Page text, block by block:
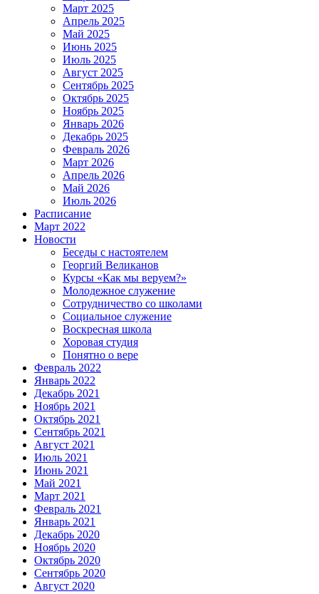
Март 2025
Апрель 2025
Май 2025
Июнь 2025
Июль 2025
Август 2025
Сентябрь 2025
Октябрь 2025
Ноябрь 2025
Январь 2026
Декабрь 2025
Февраль 2026
Март 2026
Апрель 2026
Май 2026
Июль 2026
Расписание
Март 2022
Новости
Беседы с настоятелем
Георгий Великанов
Курсы «Как мы веруем?»
Молодежное служение
Сотрудничество со школами
Социальное служение
Воскресная школа
Хоровая студия
Понятно о вере
Февраль 2022
Январь 2022
Декабрь 2021
Ноябрь 2021
Октябрь 2021
Сентябрь 2021
Август 2021
Июль 2021
Июнь 2021
Май 2021
Март 2021
Февраль 2021
Январь 2021
Декабрь 2020
Ноябрь 2020
Октябрь 2020
Сентябрь 2020
Август 2020